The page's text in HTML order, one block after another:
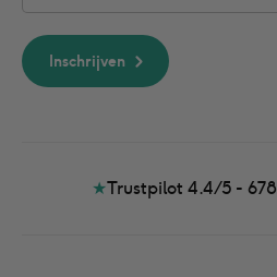
Inschrijven
★Trustpilot 4.4/5 - 678